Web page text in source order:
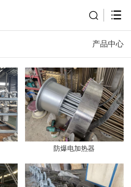
产品中心
防爆电加热器